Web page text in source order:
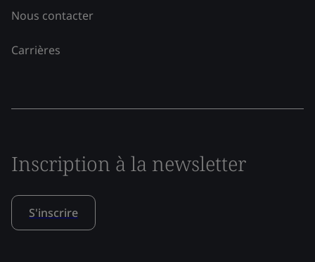
Nous contacter
Carrières
Inscription à la newsletter
S'inscrire